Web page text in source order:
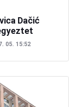
Dačić
05. 15:52